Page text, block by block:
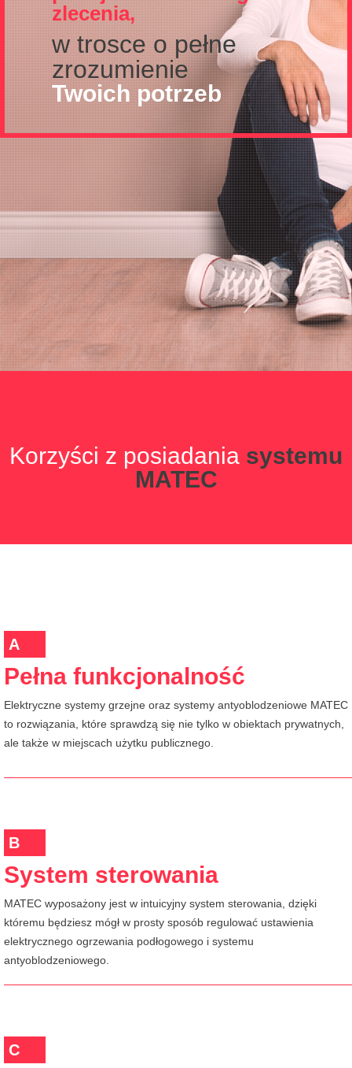
zlecenia,
w trosce o pełne
zrozumienie
Twoich potrzeb
Korzyści z posiadania systemu
MATEC
A
Pełna funkcjonalność
Elektryczne systemy grzejne oraz systemy antyoblodzeniowe MATEC
to rozwiązania, które sprawdzą się nie tylko w obiektach prywatnych,
ale także w miejscach użytku publicznego.
B
System sterowania
MATEC wyposażony jest w intuicyjny system sterowania, dzięki
któremu będziesz mógł w prosty sposób regulować ustawienia
elektrycznego ogrzewania podłogowego i systemu
antyoblodzeniowego.
C